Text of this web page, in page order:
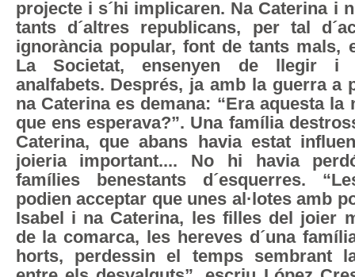
projecte i s´hi implicaren. Na Caterina i
tants d´altres republicans, per tal
ignorància popular, font de tants mals,
La Societat, ensenyen de llegir i
analfabets. Després, ja amb la guerra a
na Caterina es demana: “Era aquesta la
que ens esperava?”. Una família
Caterina, que abans havia estat
joieria important.... No hi havia
famílies benestants d´esquerres.
podien acceptar que unes al·lotes amb
Isabel i na Caterina, les filles del joier
de la comarca, les hereves d´una
horts, perdessin el temps sembrant